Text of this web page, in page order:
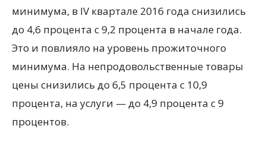
минимума, в IV квартале 2016 года снизились
до 4,6 процента с 9,2 процента в начале года.
Это и повлияло на уровень прожиточного
минимума. На непродовольственные товары
цены снизились до 6,5 процента с 10,9
процента, на услуги — до 4,9 процента с 9
процентов.